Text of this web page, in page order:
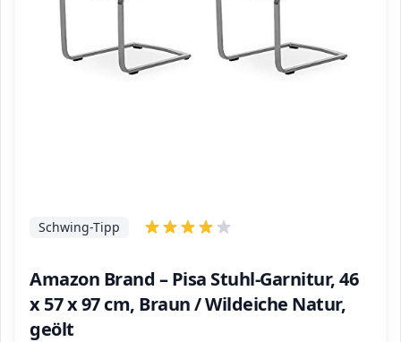
Amazon Brand – Pisa Stuhl-Garnitur, 46
x 57 x 97 cm, Braun / Wildeiche Natur,
geölt
Schwing-Tipp